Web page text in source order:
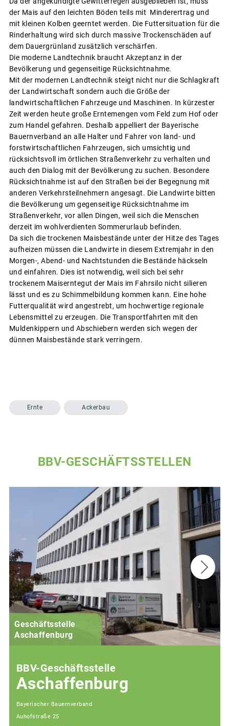
der Mais auf den leichten Böden teils mit Minderertrag und
mit kleinen Kolben geerntet werden. Die Futtersituation für die
Rinderhaltung wird sich durch massive Trockenschäden auf
dem Dauergrünland zusätzlich verschärfen.
Die moderne Landtechnik braucht Akzeptanz in der
Bevölkerung und gegenseitige Rücksichtnahme.
Mit der modernen Landtechnik steigt nicht nur die Schlagkraft
der Landwirtschaft sondern auch die Größe der
landwirtschaftlichen Fahrzeuge und Maschinen. In kürzester
Zeit werden heute große Erntemengen vom Feld zum Hof oder
zum Handel gefahren. Deshalb appelliert der Bayerische
Bauernverband an alle Halter und Fahrer von land- und
forstwirtschaftlichen Fahrzeugen, sich umsichtig und
rücksichtsvoll im örtlichen Straßenverkehr zu verhalten und
auch den Dialog mit der Bevölkerung zu suchen. Besondere
Rücksichtnahme ist auf den Straßen bei der Begegnung mit
anderen Verkehrsteilnehmern angesagt. Die Landwirte bitten
die Bevölkerung um gegenseitige Rücksichtnahme im
Straßenverkehr, vor allen Dingen, weil sich die Menschen
derzeit im wohlverdienten Sommerurlaub befinden.
Da sich die trockenen Maisbestände unter der Hitze des Tages
aufheizen müssen die Landwirte in diesem Extremjahr in den
Morgen-, Abend- und Nachtstunden die Bestände häckseln
und einfahren. Dies ist notwendig, weil sich bei sehr
trockenem Maiserntegut der Mais im Fahrsilo nicht silieren
lässt und es zu Schimmelbildung kommen kann. Eine hohe
Futterqualität wird angestrebt, um hochwertige regionale
Lebensmittel zu erzeugen. Die Transportfahrten mit den
Muldenkippern und Abschiebern werden sich wegen der
dünnen Maisbestände stark verringern.
Ernte Ackerbau
BBV-GESCHÄFTSSTELLEN
Geschäftsstelle
Aschaffenburg
BBV-Geschäftsstelle
Aschaffenburg
Bayerischer Bauernverband
Auhofstraße 25